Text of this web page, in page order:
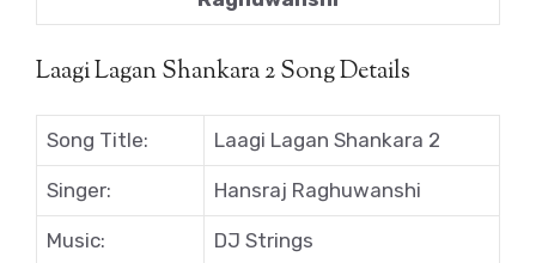
Laagi Lagan Shankara 2 Song Details
Song Title: Laagi Lagan Shankara 2
Singer: Hansraj Raghuwanshi
Music: DJ Strings